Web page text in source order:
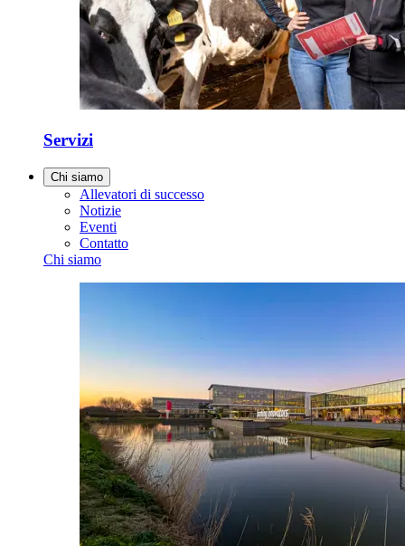
Servizi
Chi siamo
Allevatori di successo
Notizie
Eventi
Contatto
Chi siamo